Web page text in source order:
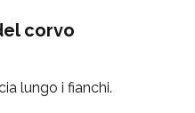
corvo
lungo i fianchi.